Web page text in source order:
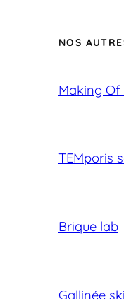
NOS
Making Of
TEMporis
Brique lab
Gallinée